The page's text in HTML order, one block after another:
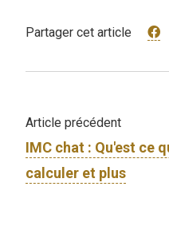
Partager cet article
Article précédent
IMC chat : Qu'est ce
calculer et plus